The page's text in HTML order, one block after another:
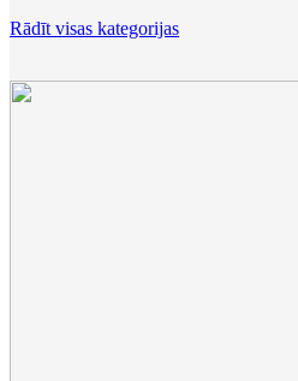
Rādīt visas kategorijas